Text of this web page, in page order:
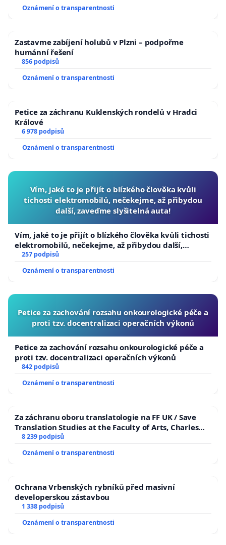
Oznámení o transparentnosti
Zastavme zabíjení holubů v Plzni – podpořme
humánní řešení
856 podpisů
Oznámení o transparentnosti
Petice za záchranu Kuklenských rondelů v Hradci
Králové
6 978 podpisů
Oznámení o transparentnosti
Vím, jaké to je přijít o blízkého člověka kvůli
tichosti elektromobilů, nečekejme, až přibydou
další, zaveďme slyšitelná auta!
Vím, jaké to je přijít o blízkého člověka kvůli tichosti
elektromobilů, nečekejme, až přibydou další,
zaveďme slyšitelná auta!
257 podpisů
Oznámení o transparentnosti
Petice za zachování rozsahu onkourologické péče a
proti tzv. docentralizaci operačních výkonů
Petice za zachování rozsahu onkourologické péče a
proti tzv. docentralizaci operačních výkonů
842 podpisů
Oznámení o transparentnosti
Za záchranu oboru translatologie na FF UK / Save
Translation Studies at the Faculty of Arts, Charles
University
8 239 podpisů
Oznámení o transparentnosti
Ochrana Vrbenských rybníků před masivní
developerskou zástavbou
1 338 podpisů
Oznámení o transparentnosti